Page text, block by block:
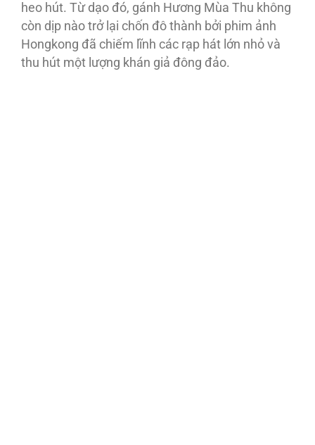
heo hút. Từ dạo đó, gánh Hương Mùa Thu không
còn dịp nào trở lại chốn đô thành bởi phim ảnh
Hongkong đã chiếm lĩnh các rạp hát lớn nhỏ và
thu hút một lượng khán giả đông đảo.